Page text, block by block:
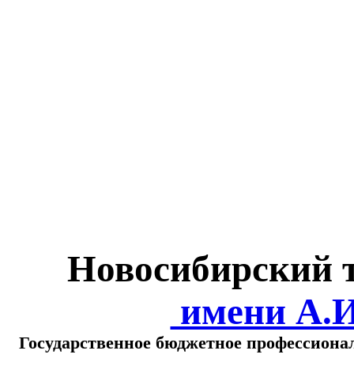
Новосибирский
имени
Государственное бюджетное